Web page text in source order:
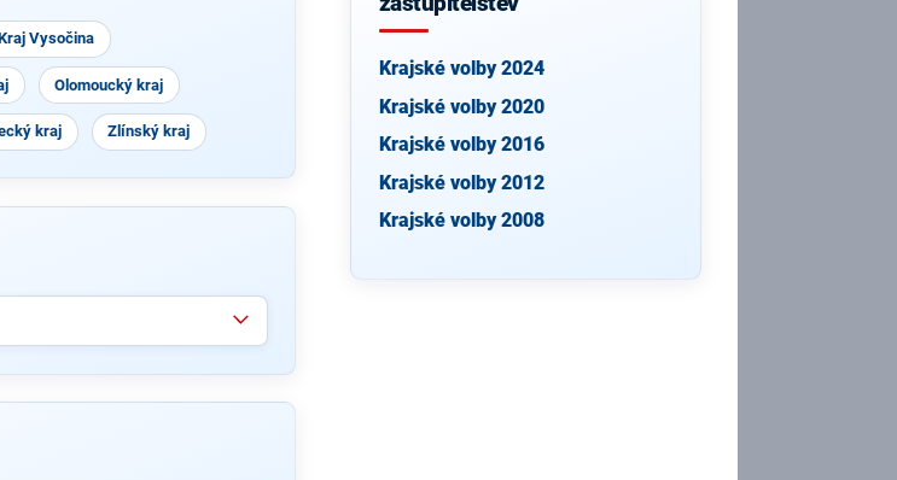
Vysočina
Olomoucký kraj
kraj Zlínský kraj
Krajské volby 2024
Krajské volby 2020
Krajské volby 2016
Krajské volby 2012
Krajské volby 2008